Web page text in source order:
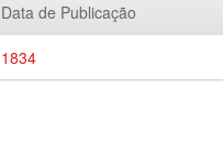
Data de Publicação
1834